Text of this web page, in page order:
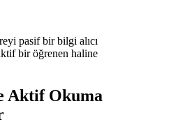
pasif bir bilgi alıcı
bir öğrenen haline
Aktif Okuma